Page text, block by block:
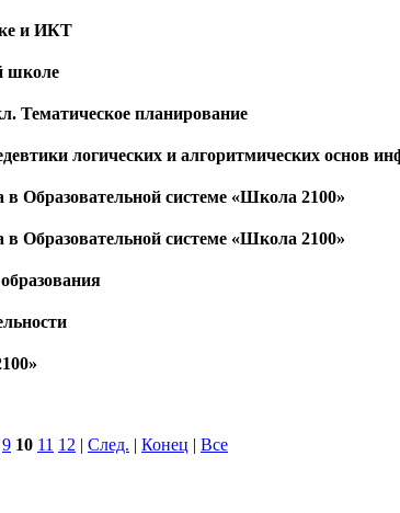
и ИКТ
школе
Тематическое планирование
логических и алгоритмических основ
Образовательной системе «Школа 2100»
Образовательной системе «Школа 2100»
9 10 11 12 | След. | Конец | Все